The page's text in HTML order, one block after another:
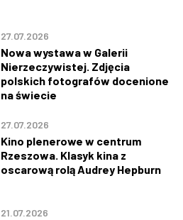
27.07.2026
Nowa wystawa w Galerii
Nierzeczywistej. Zdjęcia
polskich fotografów docenione
na świecie
27.07.2026
Kino plenerowe w centrum
Rzeszowa. Klasyk kina z
oscarową rolą Audrey Hepburn
21.07.2026